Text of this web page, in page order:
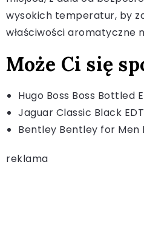
wysokich temperatur, by
właściwości aromatyczne
Może Ci się
Hugo Boss Boss Bottled
Jaguar Classic Black EDT
Bentley Bentley for Men
reklama